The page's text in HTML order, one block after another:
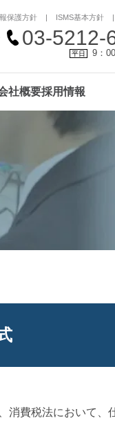
保護方針 ISMS基本方針
03-5212-
平日 9：
社概要採用情報
消費税法において、